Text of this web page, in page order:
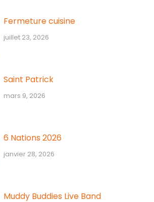
Fermeture cuisine
juillet 23, 2026
Saint Patrick
mars 9, 2026
6 Nations 2026
janvier 28, 2026
Muddy Buddies Live Band